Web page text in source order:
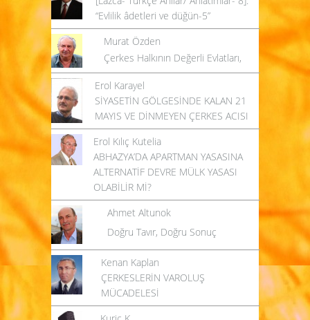
“Evlilik âdetleri ve düğün-5”
Murat Özden
Çerkes Halkının Değerli Evlatları,
Erol Karayel
SİYASETİN GÖLGESİNDE KALAN 21
MAYIS VE DİNMEYEN ÇERKES ACISI
Erol Kılıç Kutelia
ABHAZYA’DA APARTMAN YASASINA
ALTERNATİF DEVRE MÜLK YASASI
OLABİLİR Mİ?
Ahmet Altunok
Doğru Tavır, Doğru Sonuç
Kenan Kaplan
ÇERKESLERİN VAROLUŞ
MÜCADELESİ